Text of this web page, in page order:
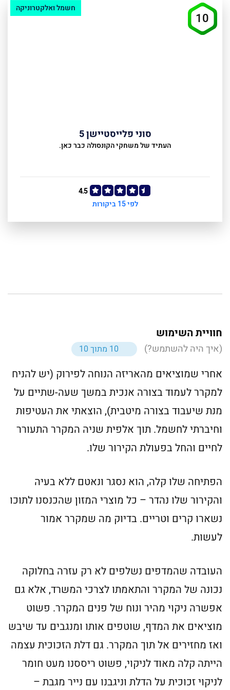
חשמל ואלקטרוניקה
10
סוני פלייסטיישן 5
העתיד של משחקי הקונסולה כבר כאן.
4.5
לפי 15 ביקורות
חוויית השימוש
(איך היה להשתמש?) 10 מתוך 10
אחרי שמוציאים מהאריזה הנוחה לפירוק (יש להניח
למקרר לעמוד בצורה אנכית במשך שעה-שתיים על
מנת שיעבוד בצורה מיטבית), הוצאתי את העטיפות
וחיברתי לחשמל. תוך אלפית שניה המקרר התעורר
לחיים והחל בפעולת הקירור שלו.
הפתיחה שלו קלה, הוא נסגר ונאטם ללא בעיה
והקירור שלו נהדר – כל מוצרי המזון שהכנסנו לתוכו
נשארו קרים וטריים. בדיוק מה שמקרר אמור
לעשות.
העובדה שהמדפים נשלפים לא רק עזרה בחלוקה
נכונה של המקרר והתאמתו לצרכי המשרד, אלא גם
אפשרה ניקוי מהיר ונוח של פנים המקרר. פשוט
מוציאים את המדף, שוטפים אותו ומנגבים עד שיבש
ואז מחזירים אל תוך המקרר. גם דלת הזכוכית עצמה
הייתה קלה מאוד לניקוי, פשוט ריססנו מעט חומר
לניקוי זכוכית על הדלת וניגבנו עם נייר מגבת –